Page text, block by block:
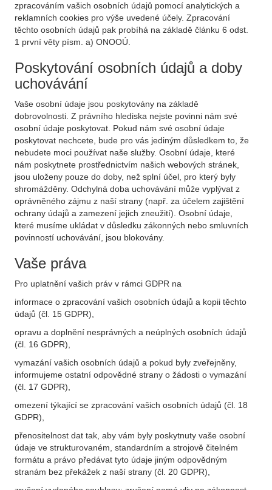
zpracováním vašich osobních údajů pomocí analytických a
reklamních cookies pro výše uvedené účely. Zpracování
těchto osobních údajů pak probíhá na základě článku 6 odst.
1 první věty písm. a) ONOOÚ.
Poskytování osobních údajů a doby
uchovávání
Vaše osobní údaje jsou poskytovány na základě
dobrovolnosti. Z právního hlediska nejste povinni nám své
osobní údaje poskytovat. Pokud nám své osobní údaje
poskytovat nechcete, bude pro vás jediným důsledkem to, že
nebudete moci používat naše služby. Osobní údaje, které
nám poskytnete prostřednictvím našich webových stránek,
jsou uloženy pouze do doby, než splní účel, pro který byly
shromážděny. Odchylná doba uchovávání může vyplývat z
oprávněného zájmu z naší strany (např. za účelem zajištění
ochrany údajů a zamezení jejich zneužití). Osobní údaje,
které musíme ukládat v důsledku zákonných nebo smluvních
povinností uchovávání, jsou blokovány.
Vaše práva
Pro uplatnění vašich práv v rámci GDPR na
informace o zpracování vašich osobních údajů a kopii těchto
údajů (čl. 15 GDPR),
opravu a doplnění nesprávných a neúplných osobních údajů
(čl. 16 GDPR),
vymazání vašich osobních údajů a pokud byly zveřejněny,
informujeme ostatní odpovědné strany o žádosti o vymazání
(čl. 17 GDPR),
omezení týkající se zpracování vašich osobních údajů (čl. 18
GDPR),
přenositelnost dat tak, aby vám byly poskytnuty vaše osobní
údaje ve strukturovaném, standardním a strojově čitelném
formátu a právo předávat tyto údaje jiným odpovědným
stranám bez překážek z naší strany (čl. 20 GDPR),